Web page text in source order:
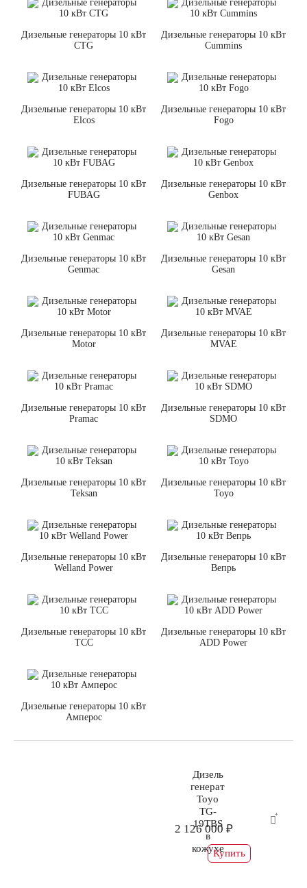
Дизельные генераторы 10 кВт
CTG
Дизельные генераторы 10 кВт
Cummins
Дизельные генераторы 10 кВт
Elcos
Дизельные генераторы 10 кВт
Fogo
Дизельные генераторы 10 кВт
FUBAG
Дизельные генераторы 10 кВт
Genbox
Дизельные генераторы 10 кВт
Genmac
Дизельные генераторы 10 кВт
Gesan
Дизельные генераторы 10 кВт
Motor
Дизельные генераторы 10 кВт
MVAE
Дизельные генераторы 10 кВт
Pramac
Дизельные генераторы 10 кВт
SDMO
Дизельные генераторы 10 кВт
Teksan
Дизельные генераторы 10 кВт
Toyo
Дизельные генераторы 10 кВт
Welland Power
Дизельные генераторы 10 кВт
Вепрь
Дизельные генераторы 10 кВт
ТСС
Дизельные генераторы 10 кВт
ADD Power
Дизельные генераторы 10 кВт
Амперос
Дизель
генератор
Toyo
TG-
19TBS
в
кожухе
2 126 000 ₽
Купить